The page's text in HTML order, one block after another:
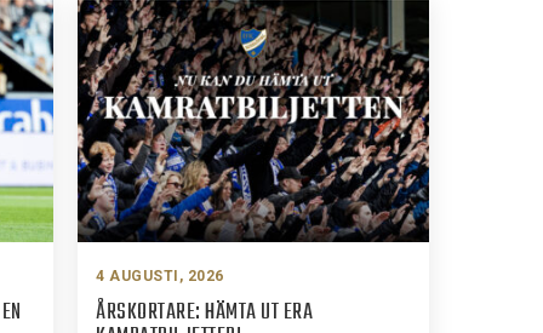
4 AUGUSTI, 2026
ÅRSKORTARE: HÄMTA UT ERA